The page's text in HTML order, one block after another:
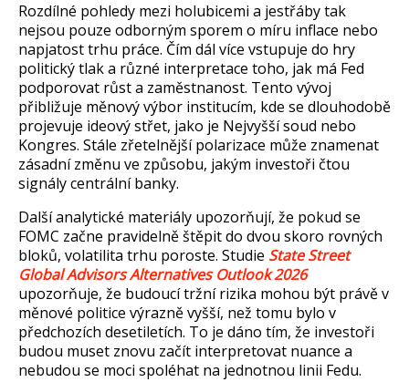
Rozdílné pohledy mezi holubicemi a jestřáby tak
nejsou pouze odborným sporem o míru inflace nebo
napjatost trhu práce. Čím dál více vstupuje do hry
politický tlak a různé interpretace toho, jak má Fed
podporovat růst a zaměstnanost. Tento vývoj
přibližuje měnový výbor institucím, kde se dlouhodobě
projevuje ideový střet, jako je Nejvyšší soud nebo
Kongres. Stále zřetelnější polarizace může znamenat
zásadní změnu ve způsobu, jakým investoři čtou
signály centrální banky.
Další analytické materiály upozorňují, že pokud se
FOMC začne pravidelně štěpit do dvou skoro rovných
bloků, volatilita trhu poroste. Studie State Street
Global Advisors Alternatives Outlook 2026
upozorňuje, že budoucí tržní rizika mohou být právě v
měnové politice výrazně vyšší, než tomu bylo v
předchozích desetiletích. To je dáno tím, že investoři
budou muset znovu začít interpretovat nuance a
nebudou se moci spoléhat na jednotnou linii Fedu.